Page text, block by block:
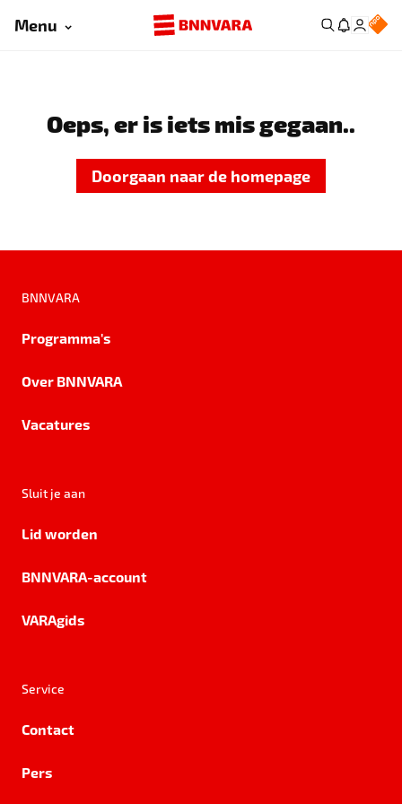
Menu
Oeps, er is iets mis gegaan..
Doorgaan naar de homepage
BNNVARA
Programma's
Over BNNVARA
Vacatures
Sluit je aan
Lid worden
BNNVARA-account
VARAgids
Service
Contact
Pers